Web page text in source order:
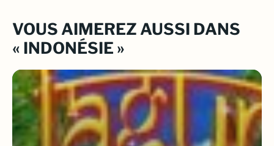
VOUS AIMEREZ AUSSI DANS
« INDONÉSIE »